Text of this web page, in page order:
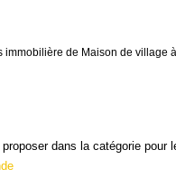
de Maison de
dans la catégorie